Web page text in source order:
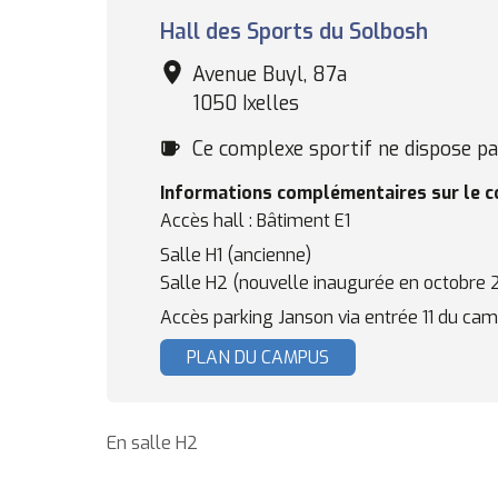
Complexe
sportif
Hall des Sports du Solbosh
Avenue Buyl, 87a
1050 Ixelles
Cafétéria
Ce complexe sportif ne dispose
Informations complémentaires sur le
Accès hall : Bâtiment E1
Salle H1 (ancienne)
Salle H2 (nouvelle inaugurée en octobre
Accès parking Janson via entrée 11 du
PLAN DU CAMPUS
En salle H2